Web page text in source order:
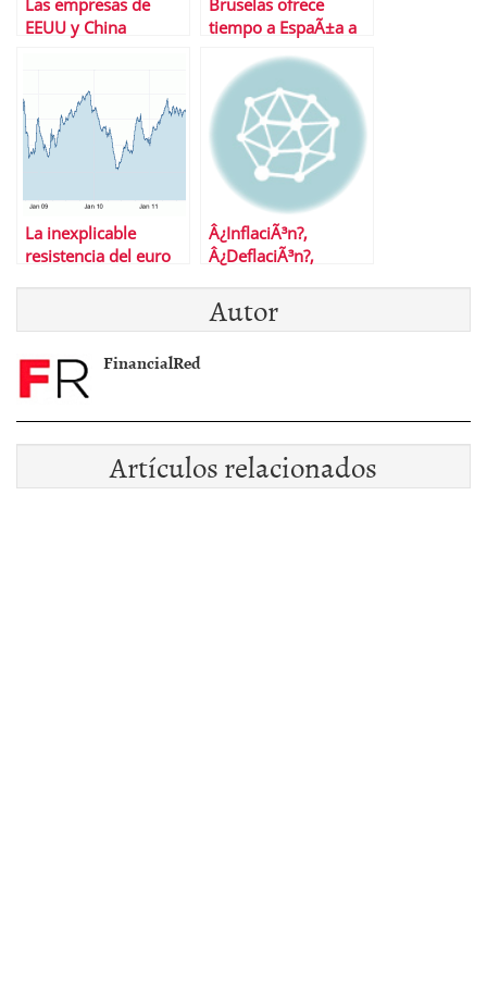
Las empresas de
EEUU y China
Bruselas ofrece
tiempo a EspaÃ±a a
ajustes
La inexplicable
resistencia del euro
Â¿InflaciÃ³n?,
Â¿DeflaciÃ³n?,
las materias primas?
Autor
FinancialRed
Artículos relacionados